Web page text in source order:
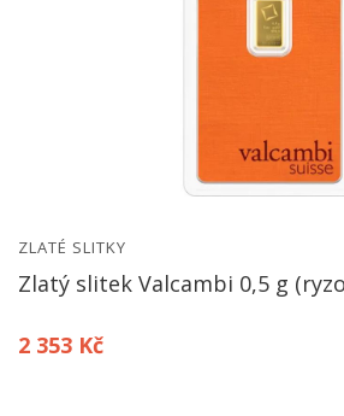
ZLATÉ SLITKY
Zlatý slitek Valcambi 0,5 g
2 353 Kč